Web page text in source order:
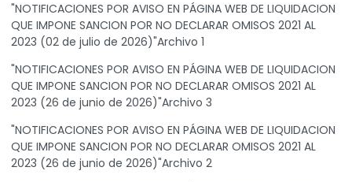
"NOTIFICACIONES POR AVISO EN PÁGINA WEB DE LIQUIDACION
QUE IMPONE SANCION POR NO DECLARAR OMISOS 2021 AL
2023 (02 de julio de 2026)"Archivo 1
"NOTIFICACIONES POR AVISO EN PÁGINA WEB DE LIQUIDACION
QUE IMPONE SANCION POR NO DECLARAR OMISOS 2021 AL
2023 (26 de junio de 2026)"Archivo 3
"NOTIFICACIONES POR AVISO EN PÁGINA WEB DE LIQUIDACION
QUE IMPONE SANCION POR NO DECLARAR OMISOS 2021 AL
2023 (26 de junio de 2026)"Archivo 2